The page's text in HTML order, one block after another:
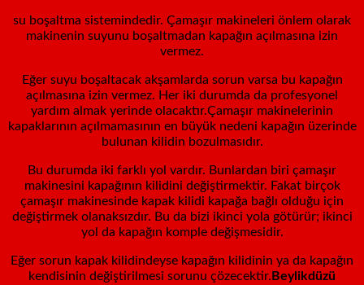
su boşaltma sistemindedir. Çamaşır makineleri önlem olarak
makinenin suyunu boşaltmadan kapağın açılmasına izin
vermez.
Eğer suyu boşaltacak akşamlarda sorun varsa bu kapağın
açılmasına izin vermez. Her iki durumda da profesyonel
yardım almak yerinde olacaktır.Çamaşır makinelerinin
kapaklarının açılmamasının en büyük nedeni kapağın üzerinde
bulunan kilidin bozulmasıdır.
Bu durumda iki farklı yol vardır. Bunlardan biri çamaşır
makinesini kapağının kilidini değiştirmektir. Fakat birçok
çamaşır makinesinde kapak kilidi kapağa bağlı olduğu için
değiştirmek olanaksızdır. Bu da bizi ikinci yola götürür; ikinci
yol da kapağın komple değişmesidir.
Eğer sorun kapak kilidindeyse kapağın kilidinin ya da kapağın
kendisinin değiştirilmesi sorunu çözecektir. Beylikdüzü